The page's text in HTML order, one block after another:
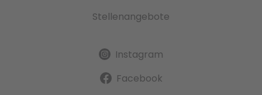
Stellenangebote
Instagram
Facebook